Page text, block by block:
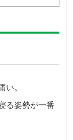
い。
る姿勢が一番